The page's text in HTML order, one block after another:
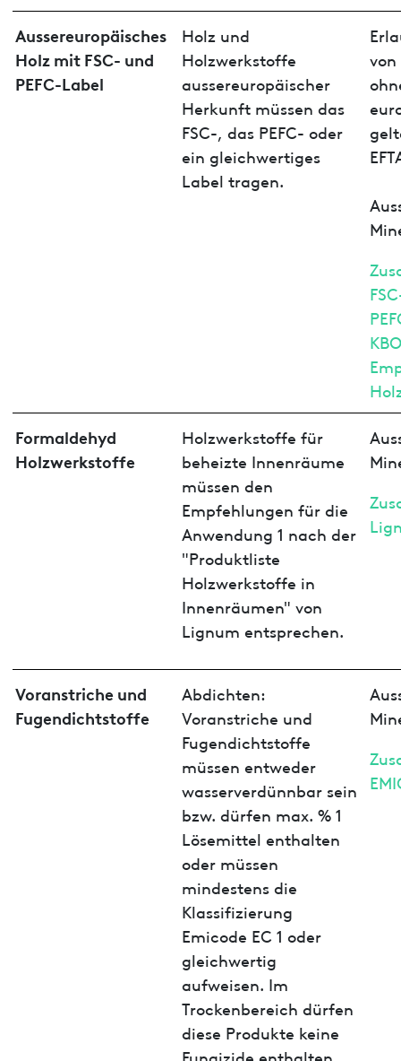
Aussereuropäisches
Holz mit FSC- und
PEFC-Label
Holz und
Holzwerkstoffe
aussereuropäischer
Herkunft müssen das
FSC-, das PEFC- oder
ein gleichwertiges
Label tragen.
Formaldehyd
Holzwerkstoffe
Holzwerkstoffe für
beheizte Innenräume
müssen den
Empfehlungen für die
Anwendung 1 nach der
"Produktliste
Holzwerkstoffe in
Innenräumen" von
Lignum entsprechen.
Voranstriche und
Fugendichtstoffe
Abdichten:
Voranstriche und
Fugendichtstoffe
müssen entweder
wasserverdünnbar sein
bzw. dürfen max. % 1
Lösemittel enthalten
oder müssen
mindestens die
Klassifizierung
Emicode EC 1 oder
gleichwertig
aufweisen. Im
Trockenbereich dürfen
diese Produkte keine
Fungizide enthalten.